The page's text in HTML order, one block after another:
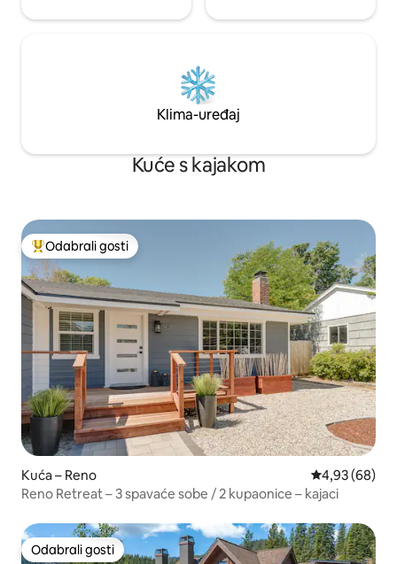
Klima-uređaj
Kuće s kajakom
Među najviše rangiranima s oznakom „Odabrali gosti”
Odabrali gosti
Kuća – Reno Prosječna
4,93 (68)
Reno Retreat – 3 spavaće sobe / 2 kupaonice – kajaci
Odabrali gosti
Odabrali gosti